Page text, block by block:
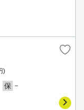
)
保 －